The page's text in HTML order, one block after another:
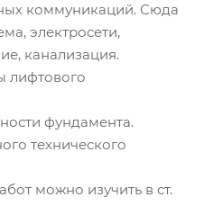
коммуникаций. Сюда
электросети,
канализация.
лифтового
фундамента.
технического
можно изучить в ст.